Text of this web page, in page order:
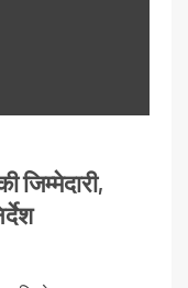
जिम्मेदारी,